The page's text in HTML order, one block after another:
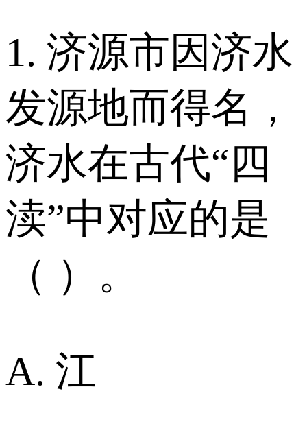
1. 济源市因济水
发源地而得名，
济水在古代“四
渎”中对应的是
（ ）。
A. 江